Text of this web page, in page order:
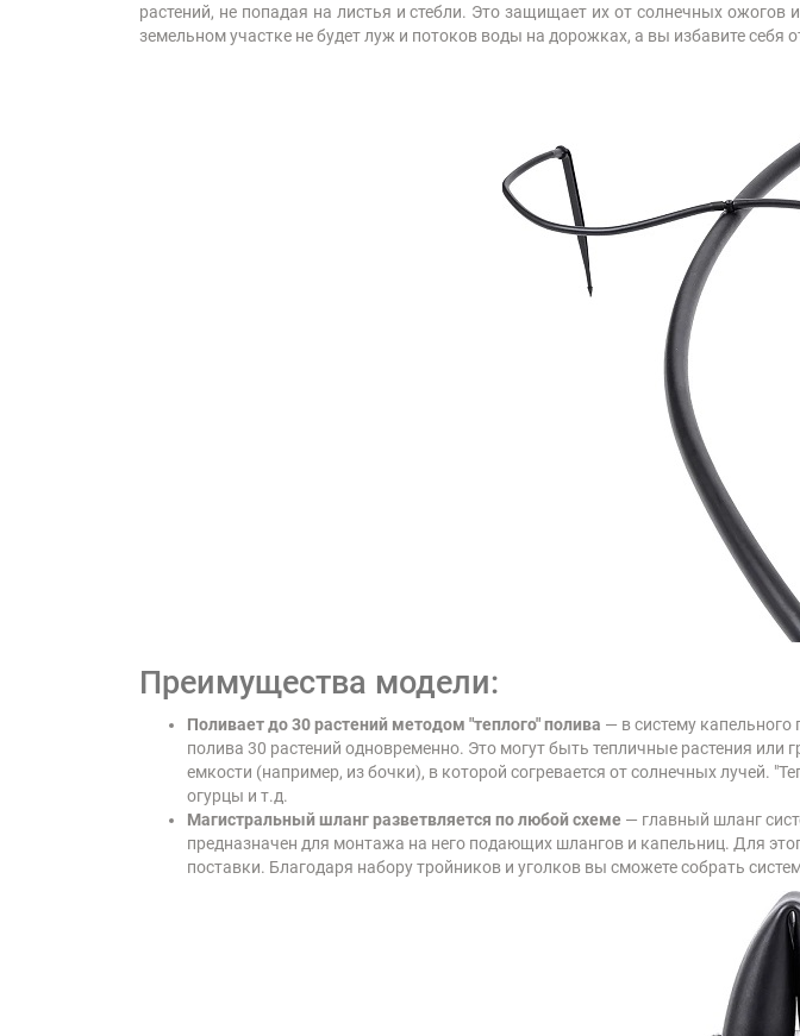
растений, не попадая на листья и стебли. Это защищает их от солнечных
земельном участке не будет луж и потоков воды на дорожках, а вы избавите
Преимущества модели:
Поливает до 30 растений методом "теплого" полива — в систему
полива 30 растений одновременно. Это могут быть тепличные растения или
емкости (например, из бочки), в которой согревается от солнечных лучей.
огурцы и т.д.
Магистральный шланг разветвляется по любой схеме — главный шланг
предназначен для монтажа на него подающих шлангов и капельниц. Для
поставки. Благодаря набору тройников и уголков вы сможете собрать